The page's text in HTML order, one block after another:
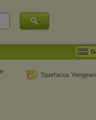
Spartacus